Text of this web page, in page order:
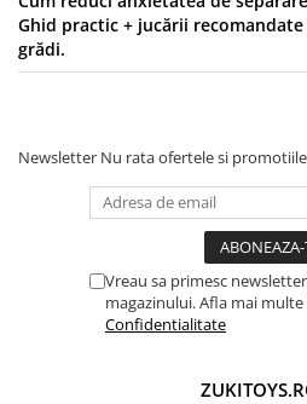
Ghid practic + jucării
grădi.
Newsletter Nu rata ofertele si
Vreau sa primesc
magazinului. Afla mai multe
Confidentialitate